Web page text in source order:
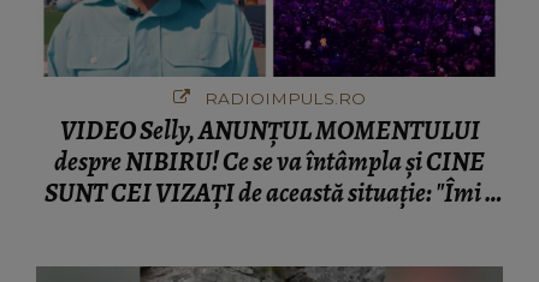
RADIOIMPULS.RO
VIDEO Selly, ANUNȚUL MOMENTULUI
despre NIBIRU! Ce se va întâmpla și CINE
SUNT CEI VIZAȚI de această situație: "Îmi e